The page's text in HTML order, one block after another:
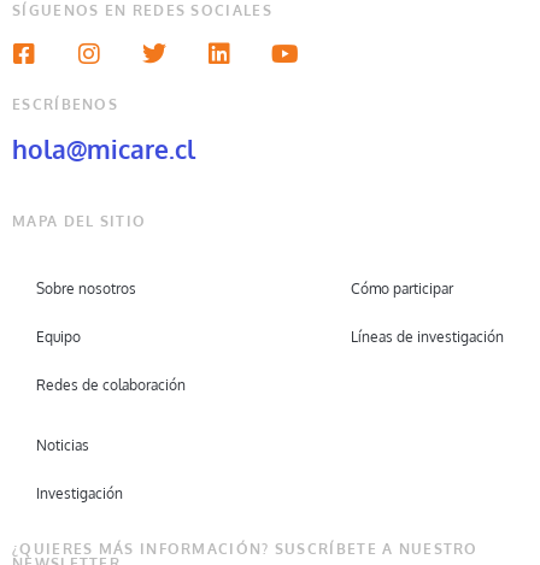
SÍGUENOS EN REDES SOCIALES
ESCRÍBENOS
hola@micare.cl
MAPA DEL SITIO
Sobre nosotros
Equipo
Redes de colaboración
Cómo participar
Líneas de investigación
Noticias
Investigación
¿QUIERES MÁS INFORMACIÓN? SUSCRÍBETE A NUESTRO